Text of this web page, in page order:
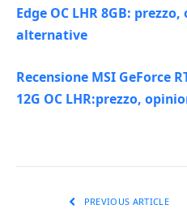
Edge OC LHR 8GB:
alternative
Recensione MSI GeForce
12G OC LHR:prezzo,
PREVIOUS ARTICLE